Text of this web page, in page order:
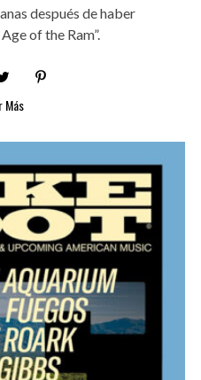
después de haber
of the Ram”.
Más